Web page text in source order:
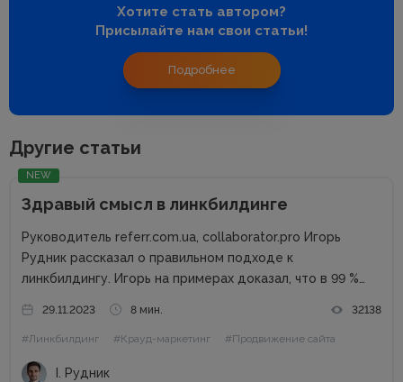
Хотите стать автором?
Присылайте нам свои статьи!
Подробнее
Другие статьи
NEW
Здравый смысл в линкбилдинге
Руководитель referr.com.ua, collaborator.pro Игорь
Рудник рассказал о правильном подходе к
линкбилдингу. Игорь на примерах доказал, что в 99 %
Сайты можно продвигать множеством способов, среди
которых есть и PBN. При этом PBN разделяются...
29.11.2023 8 мин. 32138
#Линкбилдинг #Крауд-маркетинг #Продвижение сайта
І. Рудник